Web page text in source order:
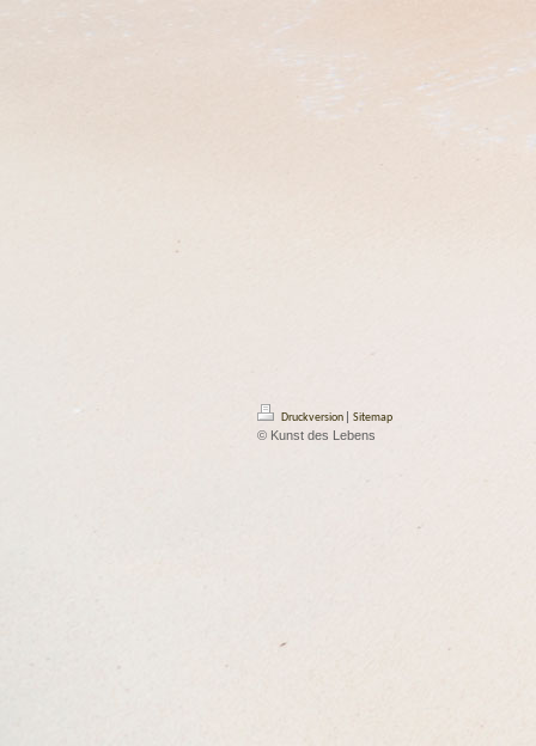
Druckversion | Sitemap
© Kunst des Lebens